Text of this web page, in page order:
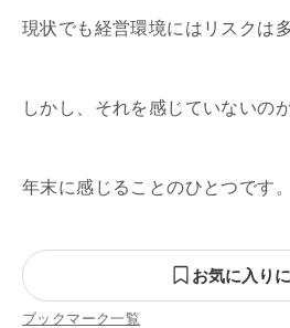
現状でも経営環境にはリスクは
しかし、それを感じていないの
年末に感じることのひとつです。
お気に入り
ブックマーク一覧